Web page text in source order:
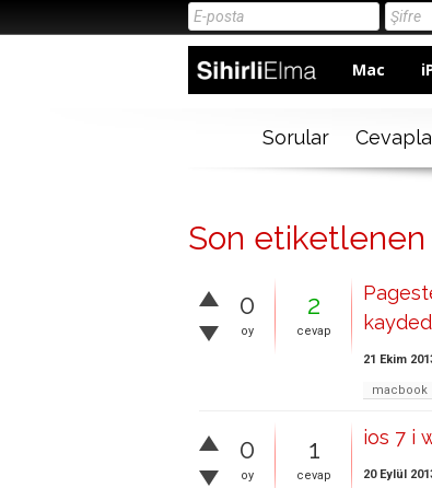
Mac
Sorular
Son
0
oy
2
cevap
21 Ekim
macbook
0
oy
1
cevap
ios 7 i
20 Eylül